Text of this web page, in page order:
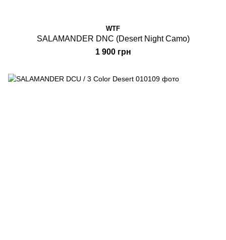
WTF
SALAMANDER DNC (Desert Night Camo)
1 900 грн